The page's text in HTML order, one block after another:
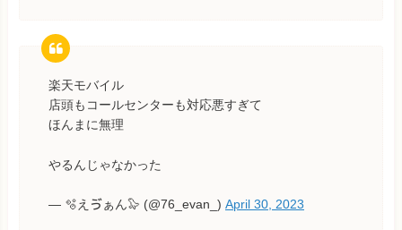
楽天モバイル
店頭もコールセンターも対応悪すぎて
ほんまに無理
やるんじゃなかった
— 🫧えゔぁん🦭 (@76_evan_) April 30, 2023